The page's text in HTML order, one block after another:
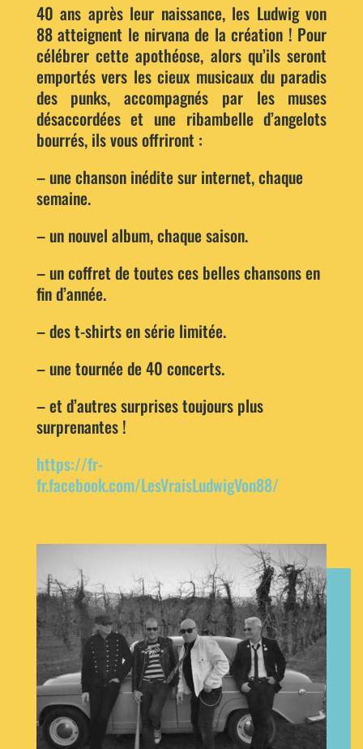
40 ans après leur naissance, les Ludwig von
88 atteignent le nirvana de la création ! Pour
célébrer cette apothéose, alors qu’ils seront
emportés vers les cieux musicaux du paradis
des punks, accompagnés par les muses
désaccordées et une ribambelle d’angelots
bourrés, ils vous offriront :
– une chanson inédite sur internet, chaque
semaine.
– un nouvel album, chaque saison.
– un coffret de toutes ces belles chansons en
fin d’année.
– des t-shirts en série limitée.
– une tournée de 40 concerts.
– et d’autres surprises toujours plus
surprenantes !
https://fr-
fr.facebook.com/LesVraisLudwigVon88/